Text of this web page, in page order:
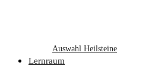
Auswahl Heilsteine
Lernraum